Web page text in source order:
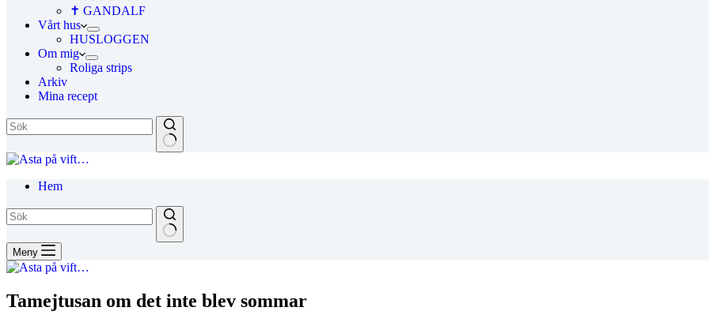
✝ GANDALF
Vårt hus
HUSLOGGEN
Om mig
Roliga strips
Arkiv
Mina recept
Hem
Meny
Tamejtusan om det inte blev sommar